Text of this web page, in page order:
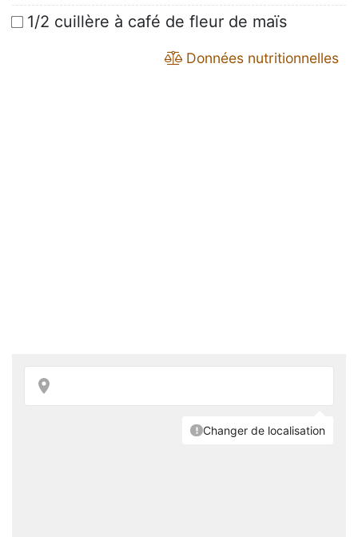
1/2 cuillère à café de fleur de maïs
Données nutritionnelles